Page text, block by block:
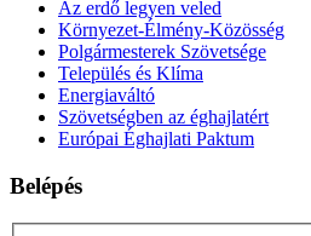
Az erdő legyen veled
Környezet-Élmény-Közösség
Polgármesterek Szövetsége
Település és Klíma
Energiaváltó
Szövetségben az éghajlatért
Európai Éghajlati Paktum
Belépés